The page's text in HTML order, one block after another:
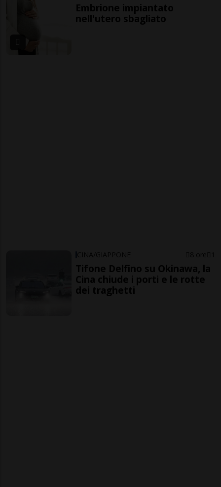
Embrione impiantato
nell'utero sbagliato
CINA/GIAPPONE 8 ore 1
Tifone Delfino su Okinawa, la
Cina chiude i porti e le rotte
dei traghetti